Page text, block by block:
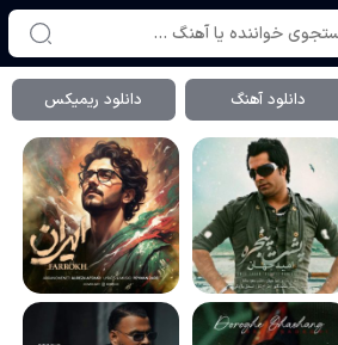
دانلود آهنگ دانلود ریمیکس